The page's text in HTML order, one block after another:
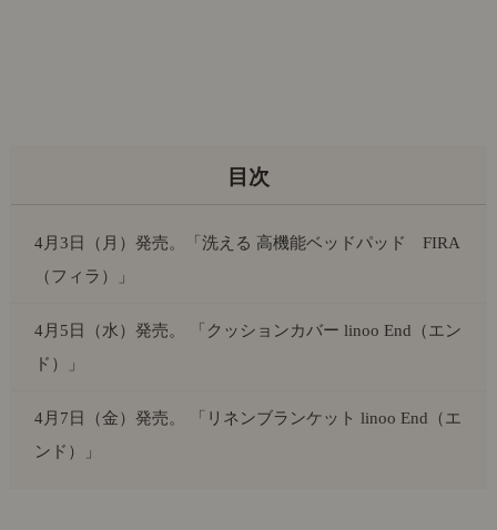
4月3日（月）発売。「洗える 高機能ベッドパッド FIRA
（フィラ）」
4月5日（水）発売。 「クッションカバー linoo End（エン
ド）」
4月7日（金）発売。 「リネンブランケット linoo End（エ
ンド）」